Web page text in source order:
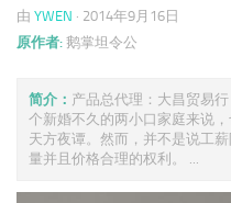
由 YWEN · 2014年9月16日
原作者: 鹅掌坦令公
简介： 产品总代理：大昌贸易
个新婚不久的两小口家庭来说
天方夜谭。然而，并不是说工
量并且价格合理的权利。 ...